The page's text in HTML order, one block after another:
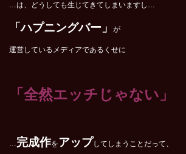
…は、どうしても生じてきてしまいますし…
「ハプニングバー」 が
運営しているメディアであるくせに
「全然エッチじゃない」
…完成作を アップしてしまうことだって、